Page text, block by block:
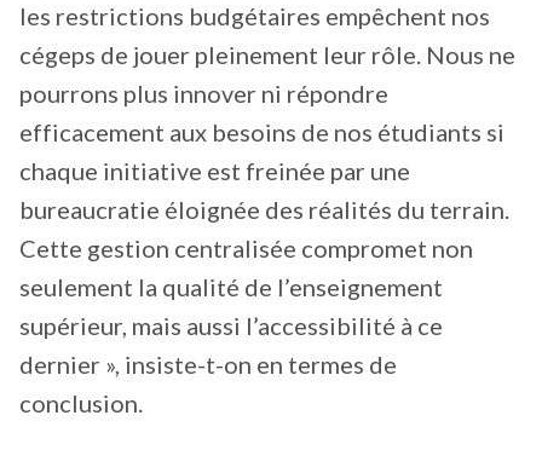
les restrictions budgétaires empêchent nos
cégeps de jouer pleinement leur rôle. Nous ne
pourrons plus innover ni répondre
efficacement aux besoins de nos étudiants si
chaque initiative est freinée par une
bureaucratie éloignée des réalités du terrain.
Cette gestion centralisée compromet non
seulement la qualité de l’enseignement
supérieur, mais aussi l’accessibilité à ce
dernier », insiste-t-on en termes de
conclusion.